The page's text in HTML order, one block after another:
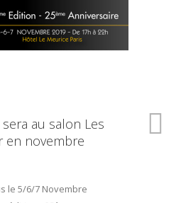
sera au salon Les
en novembre
le 5/6/7 Novembre